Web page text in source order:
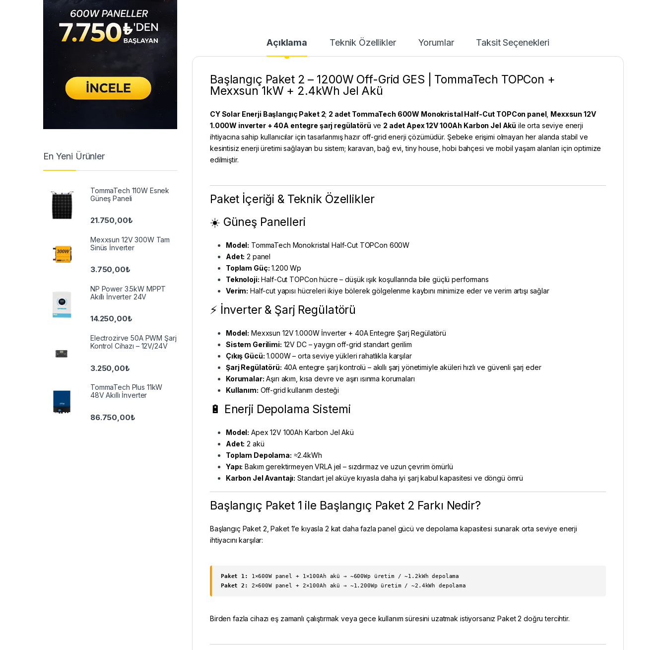
Açıklama Teknik Özellikler Yorumlar Taksit Seçenekleri
Başlangıç Paket 2 – 1200W Off-Grid GES | TommaTech TOPCon +
Mexxsun 1kW + 2.4kWh Jel Akü
CY Solar Enerji Başlangıç Paket 2; 2 adet TommaTech 600W Monokristal Half-Cut TOPCon panel , Mexxsun 12V
1.000W inverter + 40A entegre şarj regülatörü ve 2 adet Apex 12V 100Ah Karbon Jel Akü ile orta seviye enerji
ihtiyacına sahip kullanıcılar için tasarlanmış hazır off-grid enerji çözümüdür. Şebeke erişimi olmayan her alanda stabil ve
kesintisiz enerji üretimi sağlayan bu sistem; karavan, bağ evi, tiny house, hobi bahçesi ve mobil yaşam alanları için optimize
edilmiştir.
Paket İçeriği & Teknik Özellikler
☀️ Güneş Panelleri
Model: TommaTech Monokristal Half-Cut TOPCon 600W
Adet: 2 panel
Toplam Güç: 1.200 Wp
Teknoloji: Half-Cut TOPCon hücre – düşük ışık koşullarında bile güçlü performans
Verim: Half-cut yapısı hücreleri ikiye bölerek gölgelenme kaybını minimize eder ve verim artışı sağlar
⚡ İnverter & Şarj Regülatörü
Model: Mexxsun 12V 1.000W İnverter + 40A Entegre Şarj Regülatörü
Sistem Gerilimi: 12V DC – yaygın off-grid standart gerilim
Çıkış Gücü: 1.000W – orta seviye yükleri rahatlıkla karşılar
Şarj Regülatörü: 40A entegre şarj kontrolü – akıllı şarj yönetimiyle aküleri hızlı ve güvenli şarj eder
Korumalar: Aşırı akım, kısa devre ve aşırı ısınma korumaları
Kullanım: Off-grid kullanım desteği
🔋 Enerji Depolama Sistemi
Model: Apex 12V 100Ah Karbon Jel Akü
Adet: 2 akü
Toplam Depolama: ≈2.4kWh
Yapı: Bakım gerektirmeyen VRLA jel – sızdırmaz ve uzun çevrim ömürlü
Karbon Jel Avantajı: Standart jel aküye kıyasla daha iyi şarj kabul kapasitesi ve döngü ömrü
Başlangıç Paket 1 ile Başlangıç Paket 2 Farkı Nedir?
Başlangıç Paket 2, Paket 1’e kıyasla 2 kat daha fazla panel gücü ve depolama kapasitesi sunarak orta seviye enerji
ihtiyacını karşılar:
Paket 1:
1×600W panel + 1×100Ah akü → ~600Wp üretim / ~1.2kWh depolama
Paket 2:
2×600W panel + 2×100Ah akü → ~1.200Wp üretim / ~2.4kWh depolama
Birden fazla cihazı eş zamanlı çalıştırmak veya gece kullanım süresini uzatmak istiyorsanız Paket 2 doğru tercihtir.
En Yeni Ürünler
TommaTech 110W Esnek
Güneş Paneli
21.750,00₺
Mexxsun 12V 300W Tam
Sinüs İnverter
3.750,00₺
NP Power 3.5kW MPPT
Akıllı İnverter 24V
14.250,00₺
Electrozirve 50A PWM Şarj
Kontrol Cihazı – 12V/24V
3.250,00₺
TommaTech Plus 11kW
48V Akıllı İnverter
86.750,00₺